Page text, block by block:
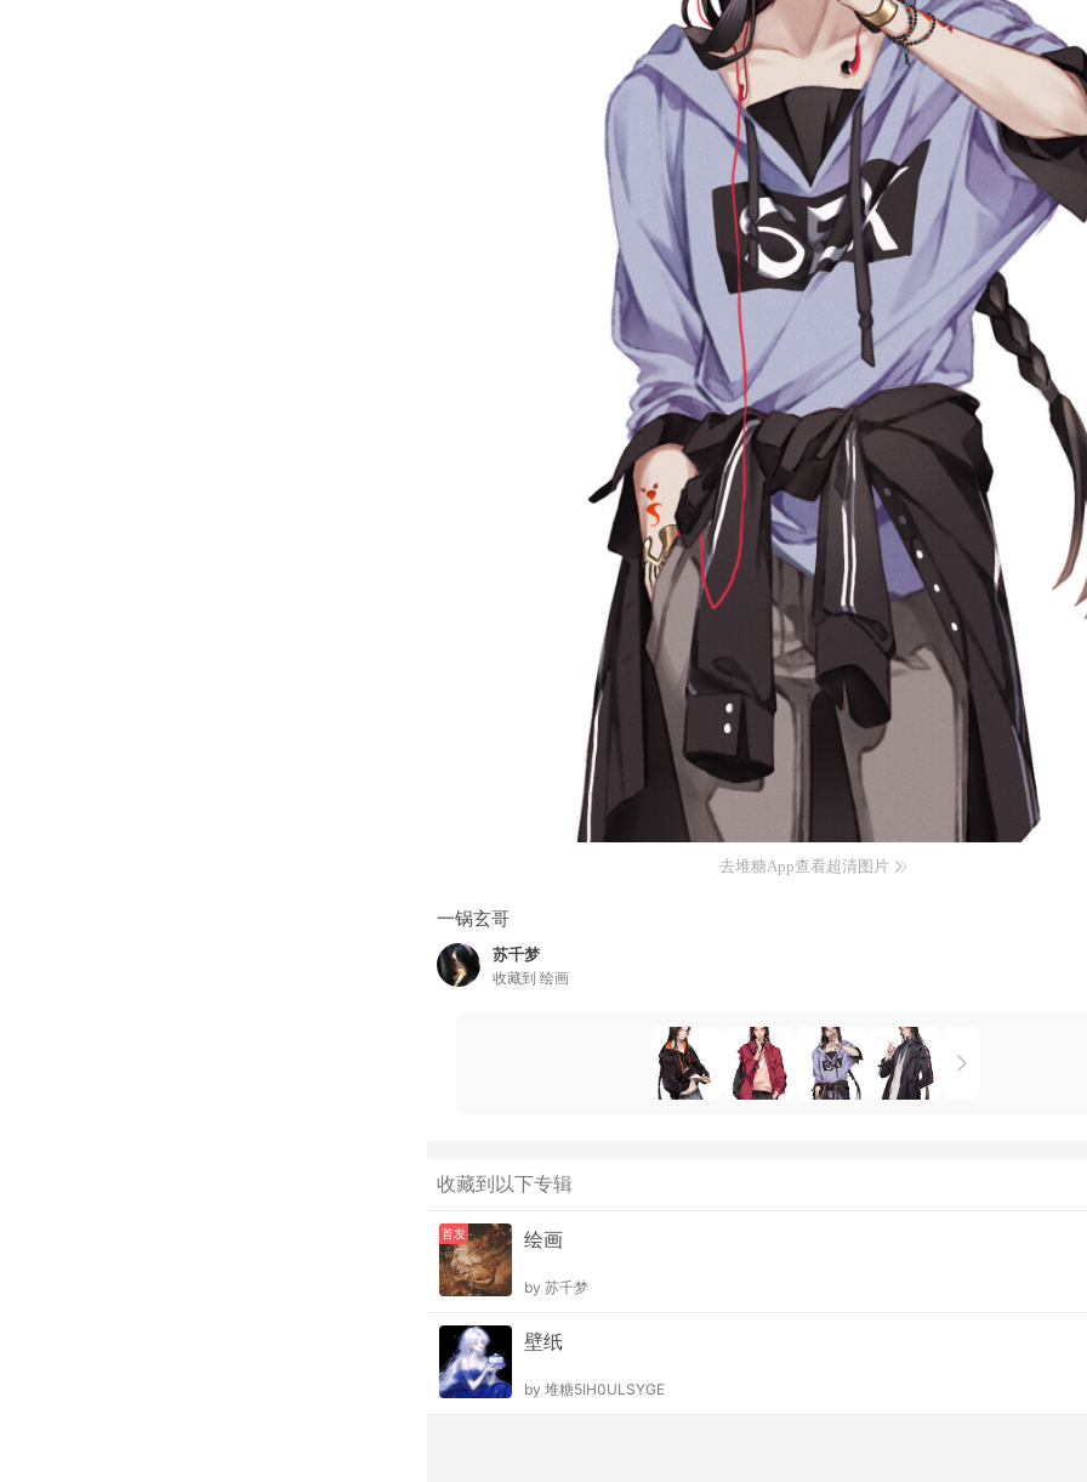
去堆糖App查看超清图片
一锅玄哥
苏千梦
收藏到 绘画
收藏到以下专辑
首发 绘画
by 苏千梦
壁纸
by 堆糖5IH0ULSYGE